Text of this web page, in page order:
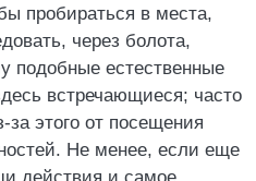
пробираться в места,
через болота,
подобные естественные
встречающиеся; часто
этого от посещения
Не менее, если еще